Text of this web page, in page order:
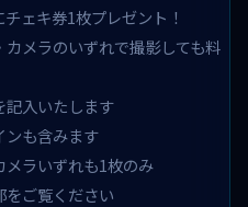
ェキ券1枚プレゼント！
メラのいずれで撮影しても料
入いたします
も含みます
ラいずれも1枚のみ
ご覧ください